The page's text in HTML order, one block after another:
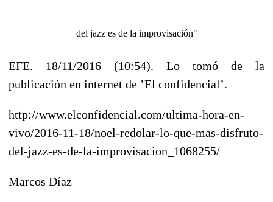
del jazz es de la improvisación"
EFE. 18/11/2016 (10:54). Lo tomó de la
publicación en internet de ’El confidencial’.
http://www.elconfidencial.com/ultima-hora-en-
vivo/2016-11-18/noel-redolar-lo-que-mas-disfruto-
del-jazz-es-de-la-improvisacion_1068255/
Marcos Díaz